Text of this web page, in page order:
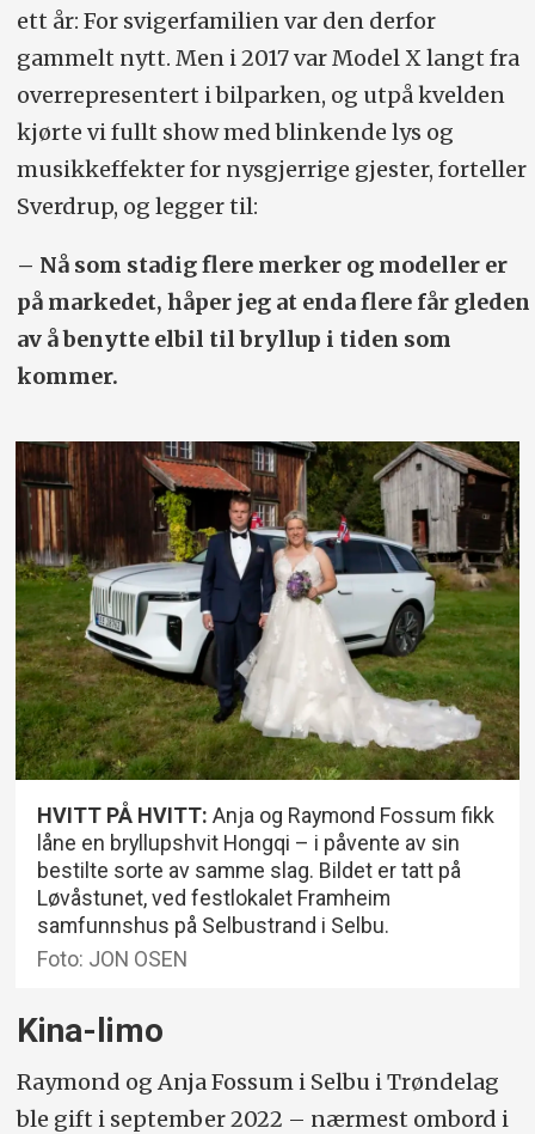
ett år: For svigerfamilien var den derfor
gammelt nytt. Men i 2017 var Model X langt fra
overrepresentert i bilparken, og utpå kvelden
kjørte vi fullt show med blinkende lys og
musikkeffekter for nysgjerrige gjester, forteller
Sverdrup, og legger til:
– Nå som stadig flere merker og modeller er
på markedet, håper jeg at enda flere får gleden
av å benytte elbil til bryllup i tiden som
kommer.
HVITT PÅ HVITT:Anja og Raymond Fossum fikk
låne en bryllupshvit Hongqi – i påvente av sin
bestilte sorte av samme slag. Bildet er tatt på
Løvåstunet, ved festlokalet Framheim
samfunnshus på Selbustrand i Selbu.
Foto: JON OSEN
Kina-limo
Raymond og Anja Fossum i Selbu i Trøndelag
ble gift i september 2022 – nærmest ombord i